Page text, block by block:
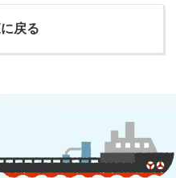
戻る